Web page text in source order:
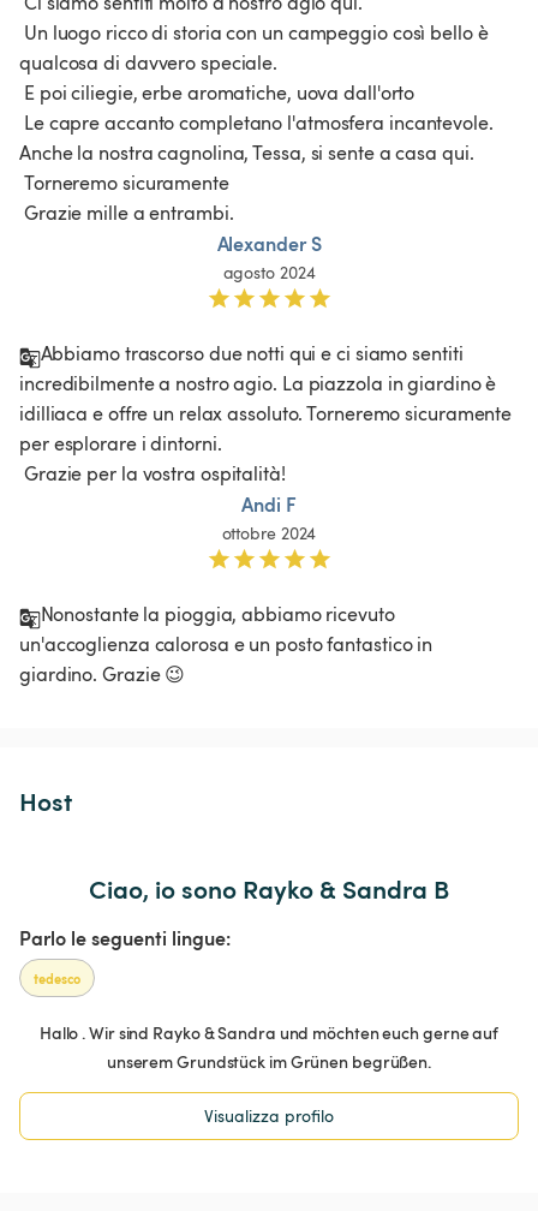
qualcosa di davvero speciale.
Anche la nostra cagnolina, Tessa, si sente a casa qui.
Grazie mille a entrambi.
Alexander S
agosto 2024
Abbiamo trascorso due notti qui e ci siamo sentiti
incredibilmente a nostro agio. La piazzola in giardino è
idilliaca e offre un relax assoluto. Torneremo sicuramente
per esplorare i dintorni.
Grazie per la vostra ospitalità!
Andi F
ottobre 2024
Nonostante la pioggia, abbiamo ricevuto
un'accoglienza calorosa e un posto fantastico in
giardino. Grazie 😉
Host
Ciao, io sono Rayko & Sandra B
Parlo le seguenti lingue:
tedesco
Hallo . Wir sind Rayko & Sandra und möchten euch gerne auf
unserem Grundstück im Grünen begrüßen.
Visualizza profilo